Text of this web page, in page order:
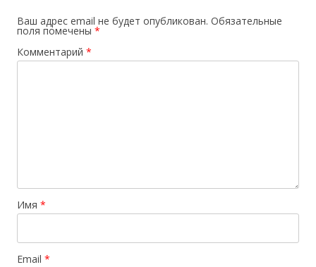
Ваш адрес email не будет опубликован. Обязательные
поля помечены *
Комментарий *
Имя *
Email *